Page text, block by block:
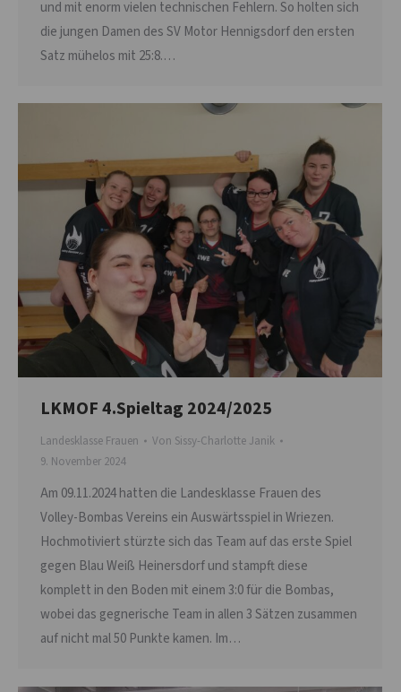
und mit enorm vielen technischen Fehlern. So holten sich
die jungen Damen des SV Motor Hennigsdorf den ersten
Satz mühelos mit 25:8.…
LKMOF 4.Spieltag 2024/2025
Landesklasse Frauen Von Sissy-Charlotte Janik
9. November 2024
Am 09.11.2024 hatten die Landesklasse Frauen des
Volley-Bombas Vereins ein Auswärtsspiel in Wriezen.
Hochmotiviert stürzte sich das Team auf das erste Spiel
gegen Blau Weiß Heinersdorf und stampft diese
komplett in den Boden mit einem 3:0 für die Bombas,
wobei das gegnerische Team in allen 3 Sätzen zusammen
auf nicht mal 50 Punkte kamen. Im…